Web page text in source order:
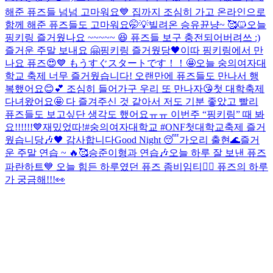
해준 퓨즈들 넘넘 고마워요💙 집까지 조심히 가고 온라인으로
함께 해준 퓨즈들도 고마워요🤭💡빌려온 승유뀬냥~ 🥰🐱오늘
핑키링 즐거웠나요 ~~~~~ 😆 퓨즈들 보구 충전되어버려쓰 :)
즐거운 주말 보내요 🤗핑키링 즐거웠당🖤이따 핑키링에서 만
나요 퓨즈😍💙 もうすぐスタートです！！🤩오늘 숭의여자대
학교 축제 너무 즐거웠습니다! 오랜만에 퓨즈들도 만나서 행
복했어요😊💕 조심히 들어가구 우리 또 만나자😘첫 대학축제
다녀왔어요🤩 다 즐겨주신 것 같아서 저도 기분 좋았고 빨리
퓨즈들도 보고싶단 생각도 했어요ㅠㅠ 이번주 “핑키링” 때 봐
요!!!!!!💙재밌었따!#숭의여자대학교 #ONF첫대학교축제 즐거
웠습니당🎶🖤 감사합니다Good Night 😴가오리 출현🌊즐거
운 주말 연습 ~ 🔥🥰승준이형과 연습🎶오늘 하루 잘 보낸 퓨즈
파란하트💙 오늘 힘든 하루였던 퓨즈 좀비임티🧟‍♂️ 퓨즈의 하루
가 궁금해!!!👀